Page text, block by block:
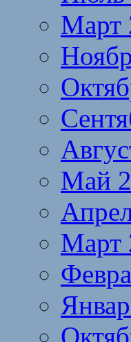
Март
Май
Март